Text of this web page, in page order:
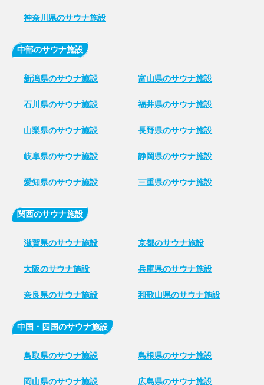
神奈川県のサウナ施設
中部のサウナ施設
新潟県のサウナ施設 富山県のサウナ施設
石川県のサウナ施設 福井県のサウナ施設
山梨県のサウナ施設 長野県のサウナ施設
岐阜県のサウナ施設 静岡県のサウナ施設
愛知県のサウナ施設 三重県のサウナ施設
関西のサウナ施設
滋賀県のサウナ施設 京都のサウナ施設
大阪のサウナ施設 兵庫県のサウナ施設
奈良県のサウナ施設 和歌山県のサウナ施設
中国・四国のサウナ施設
鳥取県のサウナ施設 島根県のサウナ施設
岡山県のサウナ施設 広島県のサウナ施設